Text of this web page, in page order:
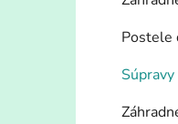
Postele